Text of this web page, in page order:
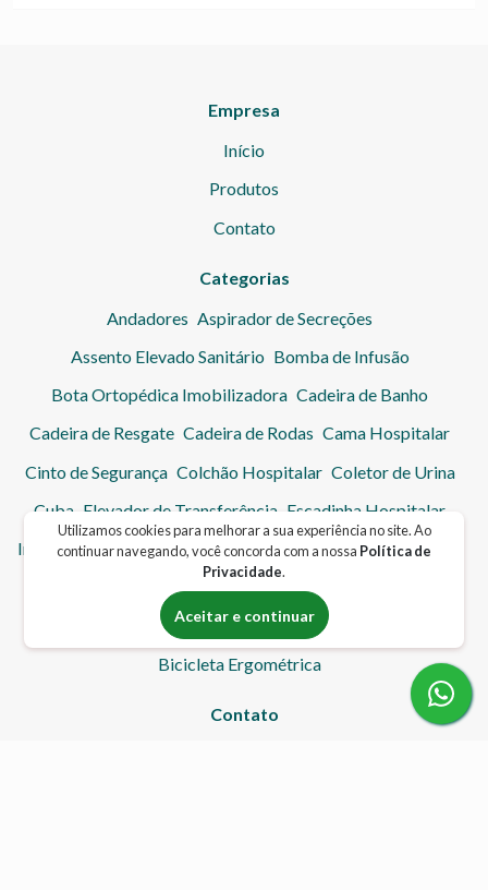
Empresa
Início
Produtos
Contato
Categorias
Andadores Aspirador de Secreções
Assento Elevado Sanitário Bomba de Infusão
Bota Ortopédica Imobilizadora Cadeira de Banho
Cadeira de Resgate Cadeira de Rodas Cama Hospitalar
Cinto de Segurança Colchão Hospitalar Coletor de Urina
Cuba Elevador de Transferência Escadinha Hospitalar
Imobilizador de Joelho Lavatório Inflável Mesa Hospitalar
Oxigenioterapia Oxímetro
Suporte Para Soro Tipoia Macas Nebulizador
Bicicleta Ergométrica
Contato
Utilizamos cookies para melhorar a sua experiência no site. Ao
continuar navegando, você concorda com a nossa Política de
Privacidade.
Aceitar e continuar